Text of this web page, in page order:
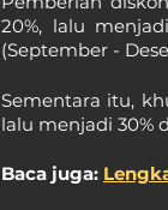
20%, lalu
(September -
Sementara itu,
lalu menjadi 30%
Baca juga: